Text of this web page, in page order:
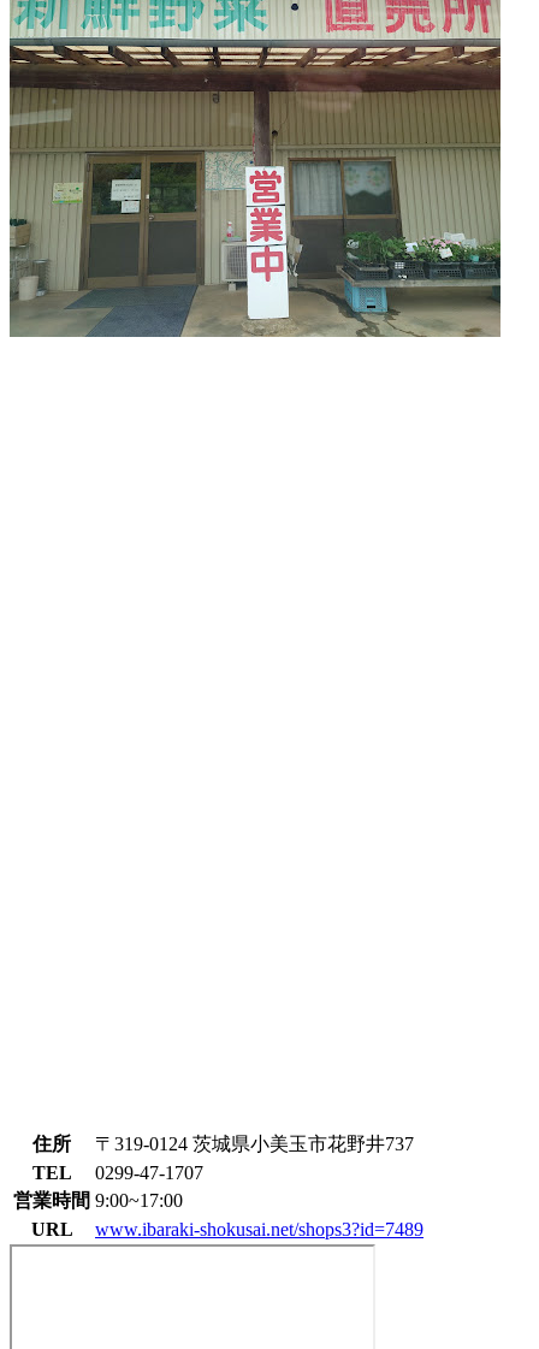
住所
〒319-0124 茨城県小美玉市花野井737
TEL
0299-47-1707
営業時間 9:00~17:00
URL
www.ibaraki-shokusai.net/shops3?id=7489